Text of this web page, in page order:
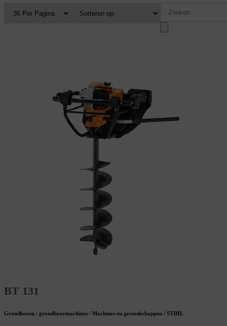
BT 131
Grondboren / grondboormachines / Machines en gereedschappen / STIHL